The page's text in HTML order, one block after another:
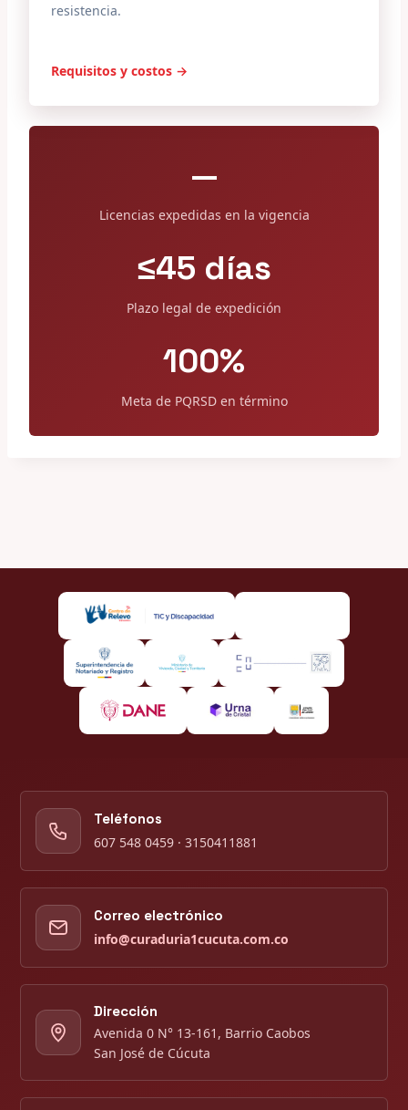
resistencia.
Requisitos y costos →
—
Licencias expedidas en la vigencia
≤45 días
Plazo legal de expedición
100%
Meta de PQRSD en término
Teléfonos
607 548 0459 · 3150411881
Correo electrónico
info@curaduria1cucuta.com.co
Dirección
Avenida 0 N° 13-161, Barrio Caobos
San José de Cúcuta